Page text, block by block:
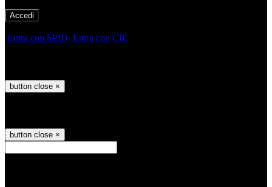
Entra con SPID Entra con CIE
button close ×
button close ×